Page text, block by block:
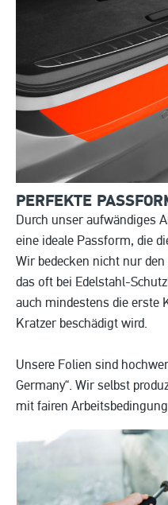
PERFEKTE
Durch unser aufwändiges
eine ideale Passform, die
Wir bedecken nicht nur
das oft bei Edelstahl-
auch mindestens die erste
Kratzer beschädigt wird.
Unsere Folien sind
Germany“. Wir selbst
mit fairen